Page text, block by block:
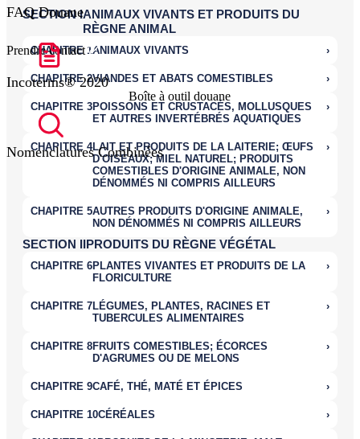
Prendre contact
Boîte à outil douane
FAQ Douane
Incoterms® 2020
Nomenclatures Combinées